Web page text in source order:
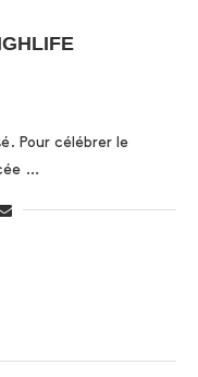
Pour célébrer le
…